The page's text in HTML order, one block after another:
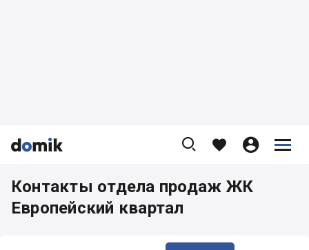


    


Контакты отдела продаж ЖК
Европейский квартал